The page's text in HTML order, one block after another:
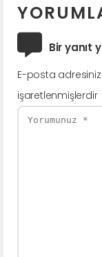
Bir yanıt
E-posta
işaretlenmişlerdir